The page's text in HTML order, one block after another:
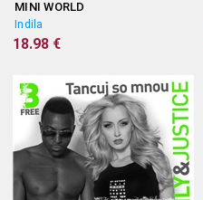
MINI WORLD
Indila
18.98 €